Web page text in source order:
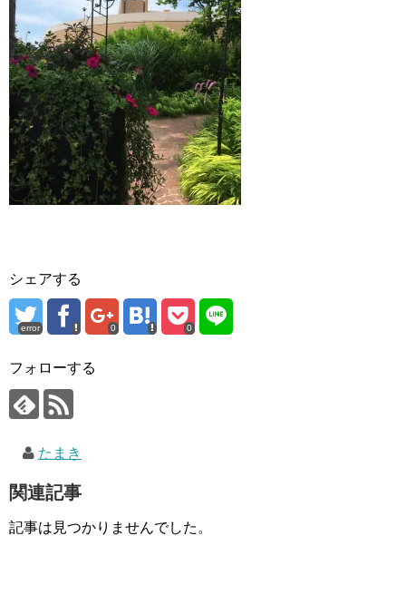
シェアする
error 0 0
フォローする
たまき
関連記事
記事は見つかりませんでした。